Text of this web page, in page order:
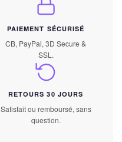
PAIEMENT SÉCURISÉ
CB, PayPal, 3D Secure &
SSL.
RETOURS 30 JOURS
Satisfait ou remboursé, sans
question.